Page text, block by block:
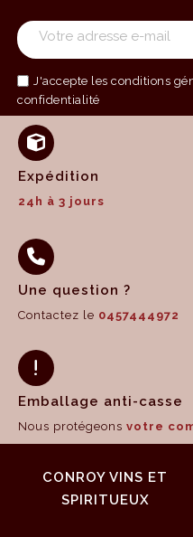
J'accepte les conditions
confidentialité
Expédition
24h à 3 jours
Une question ?
Contactez le 0457444972
Emballage anti-casse
Nous protégeons votre
CONROY VINS ET
SPIRITUEUX